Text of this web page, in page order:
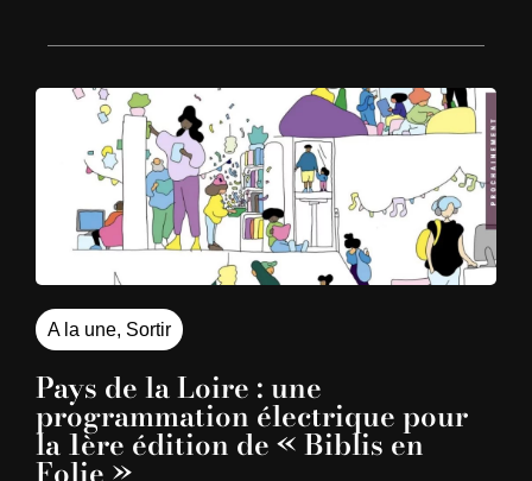
A la une, Sortir
Pays de la Loire : une
programmation électrique pour
la 1ère édition de « Biblis en